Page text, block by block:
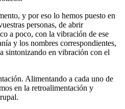
y por eso lo hemos puesto en
personas, de abrir
a poco, con la vibración de ese
y los nombres correspondientes,
sintonizando en vibración con el
Alimentando a cada uno de
en la retroalimentación y